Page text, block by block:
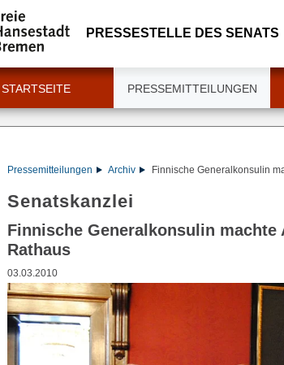
PRESSESTELLE DES SENATS
STARTSEITE PRESSEMITTEILUNGEN
Pressemitteilungen Archiv Finnische Generalkonsulin
Senatskanzlei
Finnische Generalkonsulin
Rathaus
03.03.2010